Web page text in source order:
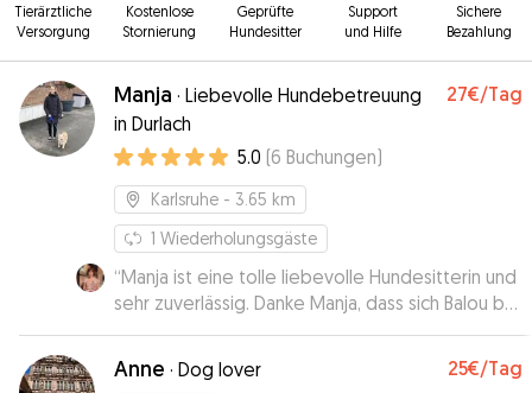
Tierärztliche
Versorgung
Kostenlose
Stornierung
Geprüfte
Hundesitter
Support
und Hilfe
Sichere
Bezahlung
Manja · Liebevolle Hundebetreuung
in Durlach
27€/Tag
5.0 (6 Buchungen)
Karlsruhe - 3.65 km
1 Wiederholungsgäste
“Manja ist eine tolle liebevolle Hundesitterin und
sehr zuverlässig. Danke Manja, dass sich Balou bei
dir wohl fühlen darf. :)”
Anne · Dog lover 25€/Tag